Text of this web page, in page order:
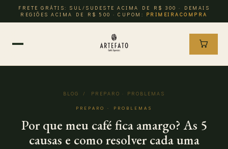
FRETE GRÁTIS: SUL/SUDESTE ACIMA DE R$ 300 · DEMAIS
REGIÕES ACIMA DE R$ 500 · CUPOM: PRIMEIRACOMPRA
BLOG / PREPARO · PROBLEMAS
PREPARO · PROBLEMAS
Por que meu café fica amargo? As 5
causas e como resolver cada uma